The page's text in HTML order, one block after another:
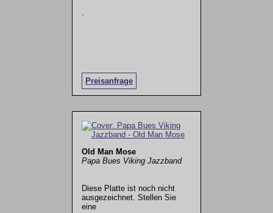
Preisanfrage
.
Old Man Mose
Papa Bues Viking Jazzband
Diese Platte ist noch nicht
ausgezeichnet. Stellen Sie
eine